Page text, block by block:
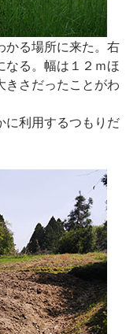
かる場所に来た。右
なる。幅は１２ｍほ
きさだったことがわ
に利用するつもりだ